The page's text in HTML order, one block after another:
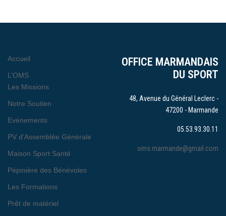
OFFICE MARMANDAIS
DU SPORT
48, Avenue du Général Leclerc -
47200 - Marmande
05.53.93.30.11
oms.marmande@gmail.com
Accueil
L’OMS
Les Missions
Notre Soutien
Evènements
PV d’Assemblée Générale
Maison Sport Santé
Pépinière des Bénévoles
Les Formations
Prêt de matériel